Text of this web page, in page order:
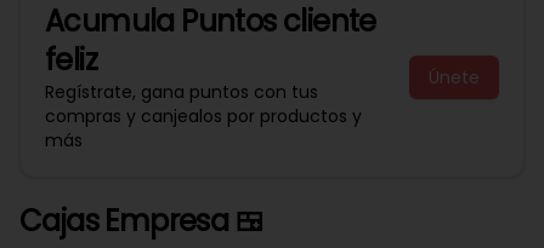
Acumula Puntos cliente
feliz
Regístrate, gana puntos con tus
compras y canjealos por productos y
más
Únete
Cajas Empresa 🍱